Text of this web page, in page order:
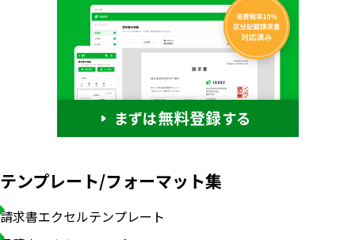
テンプレート/フォーマット集
請求書エクセルテンプレート
いますぐ無料登録